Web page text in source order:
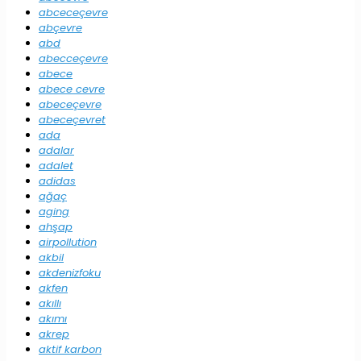
abceceçevre
abçevre
abd
abecceçevre
abece
abece cevre
abeceçevre
abeceçevret
ada
adalar
adalet
adidas
ağaç
aging
ahşap
airpollution
akbil
akdenizfoku
akfen
akıllı
akımı
akrep
aktif karbon